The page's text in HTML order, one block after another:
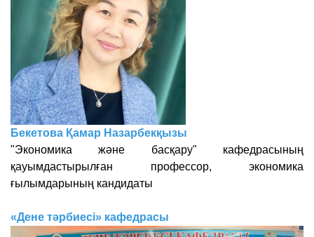
Бекетова Қамар Назарбекқызы
"Экономика және басқару" кафедрасының
қауымдастырылған профессор, экономика
ғылымдарының кандидаты
«Дене тәрбиесі» кафедрасы